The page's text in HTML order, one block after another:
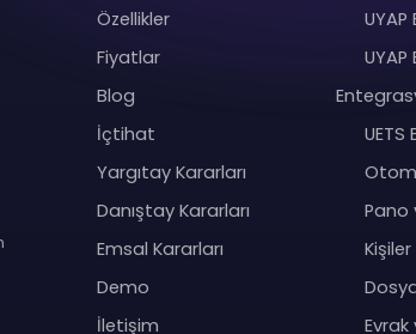
Özellikler
Fiyatlar
Blog
İçtihat
Yargıtay Kararları
Danıştay Kararları
Emsal Kararları
Demo
İletişim
UYAP
Pano
Evrak